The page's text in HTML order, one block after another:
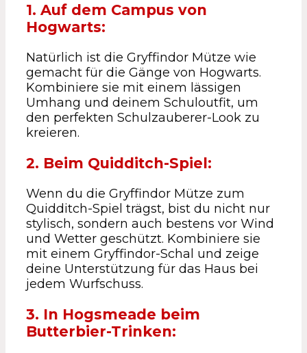
1. Auf dem Campus von
Hogwarts:
Natürlich ist die Gryffindor Mütze wie
gemacht für die Gänge von Hogwarts.
Kombiniere sie mit einem lässigen
Umhang und deinem Schuloutfit, um
den perfekten Schulzauberer-Look zu
kreieren.
2. Beim Quidditch-Spiel:
Wenn du die Gryffindor Mütze zum
Quidditch-Spiel trägst, bist du nicht nur
stylisch, sondern auch bestens vor Wind
und Wetter geschützt. Kombiniere sie
mit einem Gryffindor-Schal und zeige
deine Unterstützung für das Haus bei
jedem Wurfschuss.
3. In Hogsmeade beim
Butterbier-Trinken: